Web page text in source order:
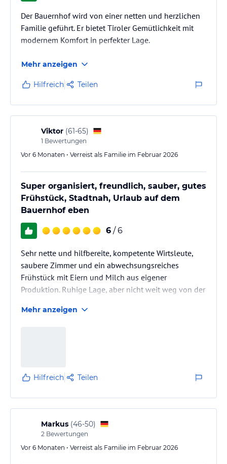
Der Bauernhof wird von einer netten und herzlichen
Familie geführt. Er bietet Tiroler Gemütlichkeit mit
modernem Komfort in perfekter Lage.
Mehr anzeigen
Hilfreich Teilen
Viktor (61-65)
1 Bewertungen
Vor 6 Monaten • Verreist als Familie im Februar 2026
Super organisiert, freundlich, sauber, gutes
Frühstück, Stadtnah, Urlaub auf dem
Bauernhof eben
6 / 6
Sehr nette und hilfbereite, kompetente Wirtsleute,
saubere Zimmer und ein abwechsungsreiches
Frühstück mit Eiern und Milch aus eigener
Produktion. Ruhige Lage, aber nicht weit weg von der
Spielzimmer, Infrarotsauna, Skiraum mit
Mehr anzeigen
Hilfreich Teilen
Markus (46-50)
2 Bewertungen
Vor 6 Monaten • Verreist als Familie im Februar 2026